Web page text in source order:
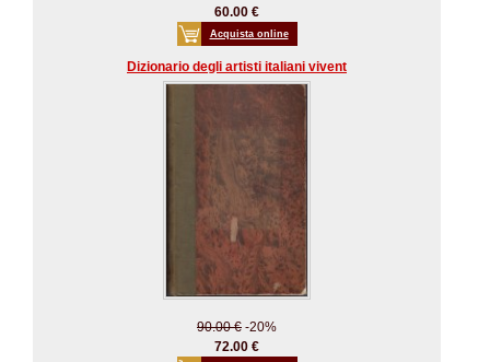
60.00 €
Acquista online
Dizionario degli artisti italiani vivent
90.00 € -20%
72.00 €